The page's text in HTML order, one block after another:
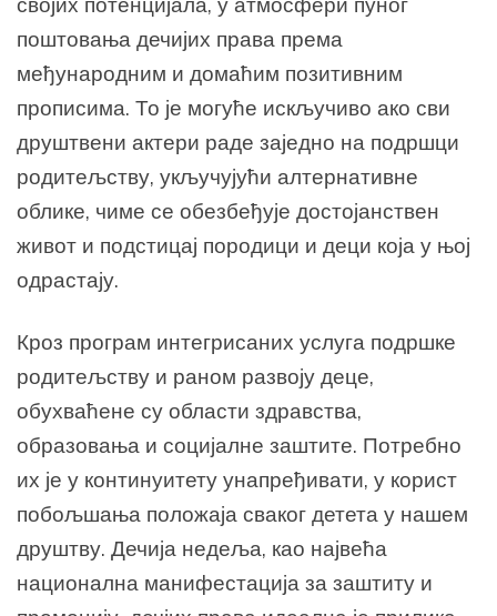
поштовања дечијих права према
међународним и домаћим позитивним
прописима. То је могуће искључиво ако сви
друштвени актери раде заједно на подршци
родитељству, укључујући алтернативне
облике, чиме се обезбеђује достојанствен
живот и подстицај породици и деци која у њој
одрастају.
Кроз програм интегрисаних услуга подршке
родитељству и раном развоју деце,
обухваћене су области здравства,
образовања и социјалне заштите. Потребно
их је у континуитету унапређивати, у корист
побољшања положаја сваког детета у нашем
друштву. Дечија недеља, као највећа
национална манифестација за заштиту и